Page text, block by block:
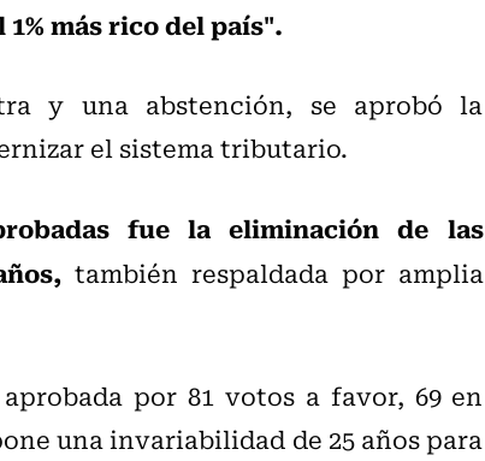
más rico del país".
y una abstención, se aprobó la
el sistema tributario.
fue la eliminación de las
también respaldada por amplia
por 81 votos a favor, 69 en
una invariabilidad de 25 años para